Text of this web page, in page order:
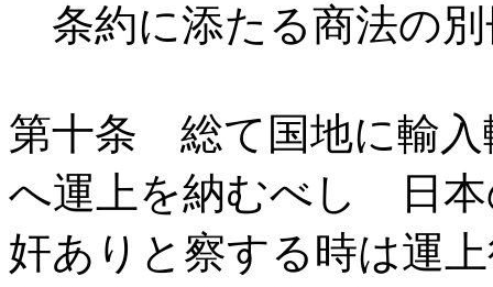
条約に添たる商法の
第十条 総て国地に輸入
へ運上を納むべし 日本
奸ありと察する時は運